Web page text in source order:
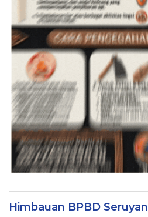
Himbauan BPBD Seruyan